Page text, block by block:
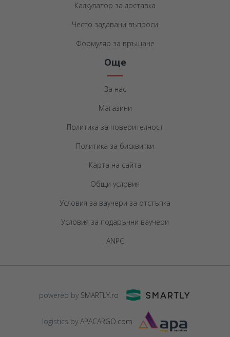
Калкулатор за доставка
Често задавани въпроси
Формуляр за връщане
Още
За нас
Магазини
Политика за поверителност
Политика за бисквитки
Карта на сайта
Общи условия
Условия за ваучери за отстъпка
Условия за подаръчни ваучери
ANPC
powered by SMARTLY.ro
logistics by APACARGO.com